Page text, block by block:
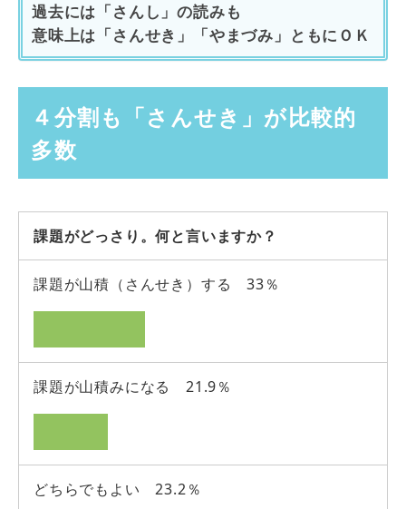
過去には「さんし」の読みも
意味上は「さんせき」「やまづみ」ともにＯＫ
４分割も「さんせき」が比較的
多数
課題がどっさり。何と言いますか？
課題が山積（さんせき）する 33％
課題が山積みになる 21.9％
どちらでもよい 23.2％